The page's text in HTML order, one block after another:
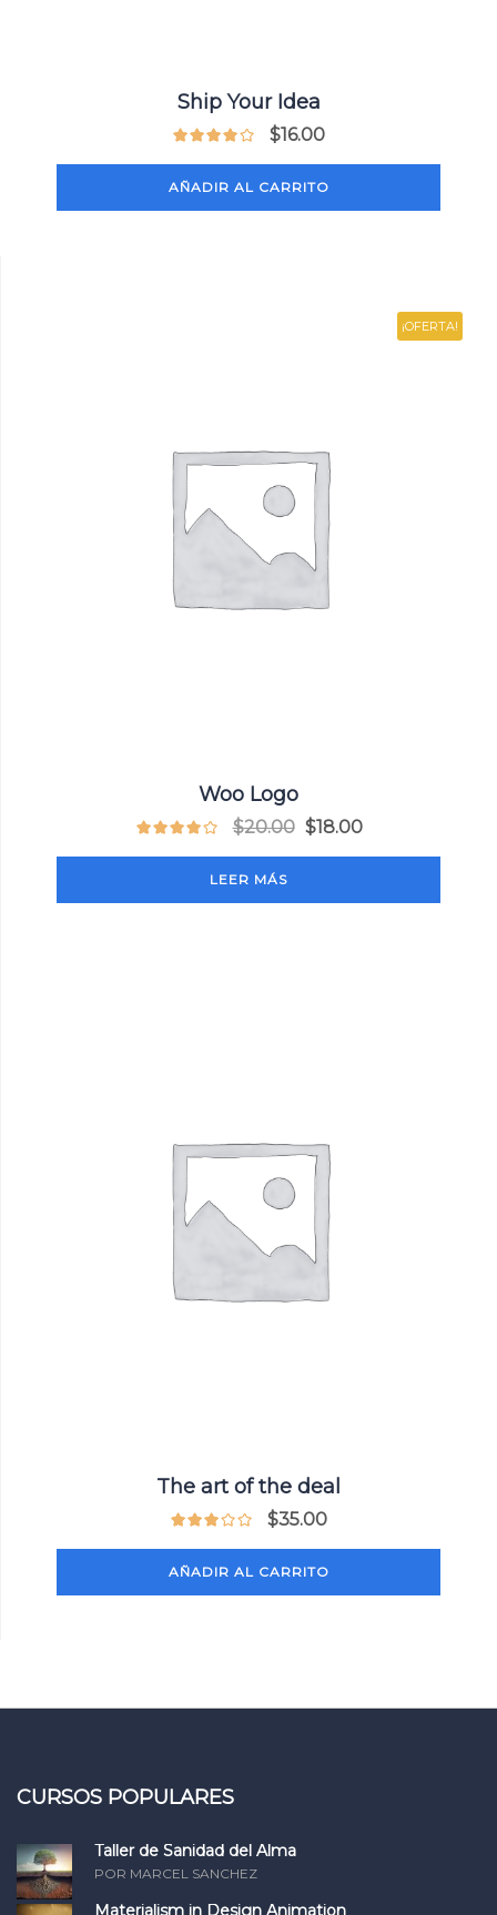
Ship Your Idea
$16.00
AÑADIR AL CARRITO
¡OFERTA!
Woo Logo
$20.00 $18.00
LEER MÁS
The art of the deal
$35.00
AÑADIR AL CARRITO
CURSOS POPULARES
Taller de Sanidad del Alma
POR MARCEL SANCHEZ
Materialism in Design Animation